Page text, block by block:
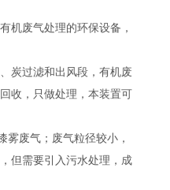
机废气处理的环保设备，
炭过滤和出风段，有机废
收，只做处理，本装置可
废气；废气粒径较小，
但需要引入污水处理，成